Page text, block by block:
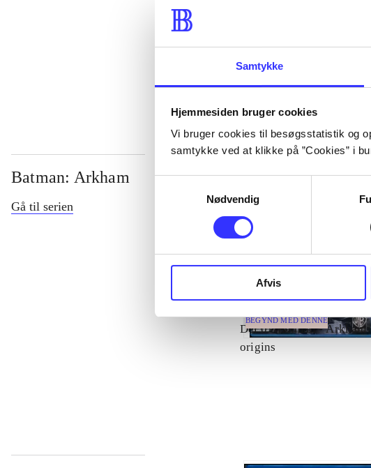
Samtykke
Hjemmesiden bruger cookies
Vi bruger cookies til besøgsstatistik og
samtykke ved at klikke på ”Cookies” i
Nødvendig
Afvis
...
Batman: Arkham
Gå til serien
BEGYND MED DENNE
Del 0 -Batman - Arkham
origins